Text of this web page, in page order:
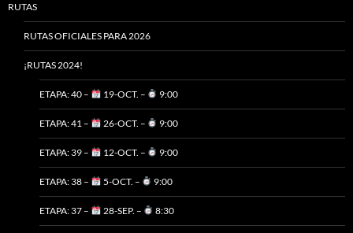
RUTAS
RUTAS OFICIALES PARA 2026
¡RUTAS 2024!
ETAPA: 40 – 19-OCT. – 9:00
ETAPA: 41 – 26-OCT. – 9:00
ETAPA: 39 – 12-OCT. – 9:00
ETAPA: 38 – 5-OCT. – 9:00
ETAPA: 37 – 28-SEP. – 8:30